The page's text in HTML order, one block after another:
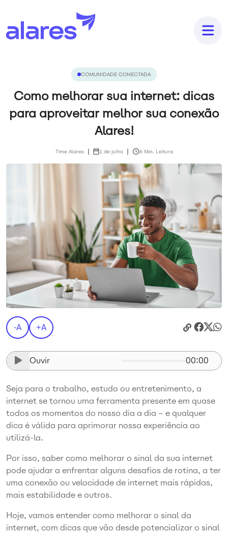
COMUNIDADE CONECTADA
Como melhorar sua internet: dicas
para aproveitar melhor sua conexão
Alares!
Time Alares 1 de julho 6 Min. Leitura
-A +A
Ouvir 00:00
Seja para o trabalho, estudo ou entretenimento, a
internet se tornou uma ferramenta presente em quase
todos os momentos do nosso dia a dia – e qualquer
dica é válida para aprimorar nossa experiência ao
utilizá-la.
Por isso, saber como melhorar o sinal da sua internet
pode ajudar a enfrentar alguns desafios de rotina, a ter
uma conexão ou velocidade de internet mais rápidas,
mais estabilidade e outros.
Hoje, vamos entender como melhorar o sinal da
internet, com dicas que vão desde potencializar o sinal